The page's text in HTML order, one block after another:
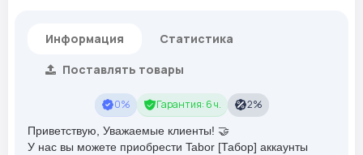
Информация
Статистика
Поставлять товары
0% Гарантия: 6 ч. 2%
Приветствую, Уважаемые клиенты! 🤝
У нас вы можете приобрести Tabor [Табор] аккаунты